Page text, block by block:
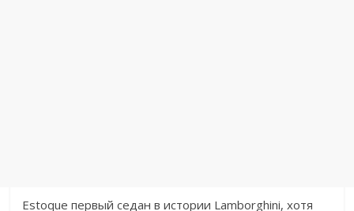
Estoque первый седан в истории Lamborghini, хотя